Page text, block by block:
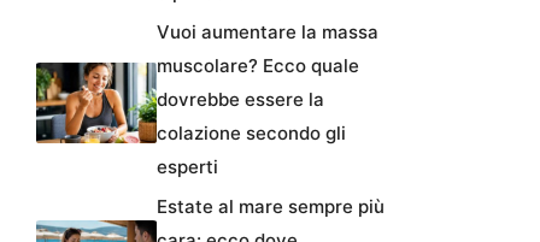
Vuoi aumentare la massa
muscolare? Ecco quale
dovrebbe essere la
colazione secondo gli
esperti
Estate al mare sempre più